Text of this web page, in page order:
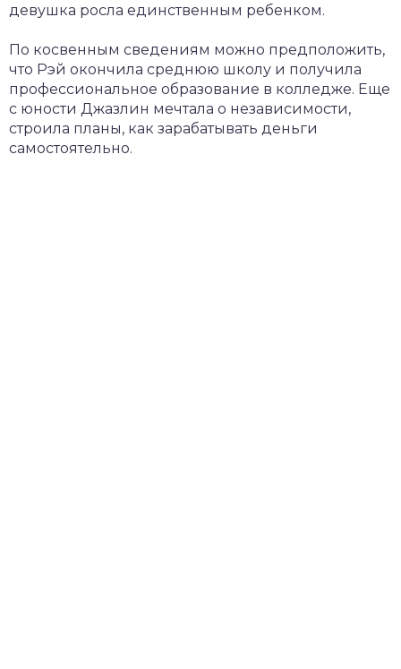
девушка росла единственным ребенком.
По косвенным сведениям можно предположить,
что Рэй окончила среднюю школу и получила
профессиональное образование в колледже. Еще
с юности Джазлин мечтала о независимости,
строила планы, как зарабатывать деньги
самостоятельно.